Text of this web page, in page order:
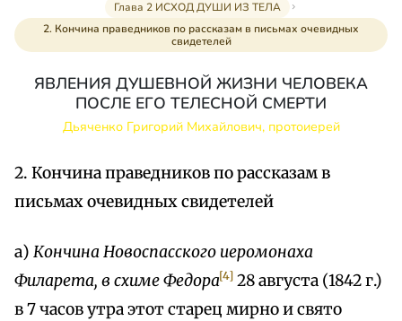
Глава 2 ИСХОД ДУШИ ИЗ ТЕЛА
2. Кончина праведников по рассказам в письмах очевидных
свидетелей
ЯВЛЕНИЯ ДУШЕВНОЙ ЖИЗНИ ЧЕЛОВЕКА
ПОСЛЕ ЕГО ТЕЛЕСНОЙ СМЕРТИ
Дьяченко Григорий Михайлович, протоиерей
2. Кончина праведников по рассказам в
письмах очевидных свидетелей
а) КончинаНовоспасского иеромонаха
Филарета, в схимеФедора[4] 28 августа (1842 г.)
в 7 часов утра этот старец мирно и свято